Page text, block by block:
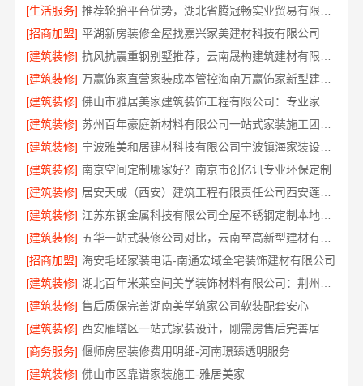
[生活服务]
[招商加盟] 平湖新房装修全屋找嘉兴家美建材科技有限公司
[建筑装修]
[建筑装修]
万赢饰家直营家装成本管控海南万赢饰家新型建筑材料有限公司
[建筑装修]
[建筑装修]
[建筑装修]
宁波雅美和居建材科技有限公司宁波镇海家装设计合作联系方式，欢迎来电预约
[建筑装修] 南京空间定制哪家好？南京市创亿讯专业环保定制
[建筑装修]
居安天成（西安）建筑工程有限责任公司西安莲湖区专业家装平层
[建筑装修]
[建筑装修]
[招商加盟] 海安毛坯家装电话-南通宏域全宅装饰建材有限公司
[建筑装修]
[建筑装修] 售后质保完善湖南美学筑家公司软装配套安心
[建筑装修]
[商务服务] 偃师房屋装修费用明细-河南璟臻透明服务
[建筑装修] 佛山市区靠谱家装施工-雅居美家